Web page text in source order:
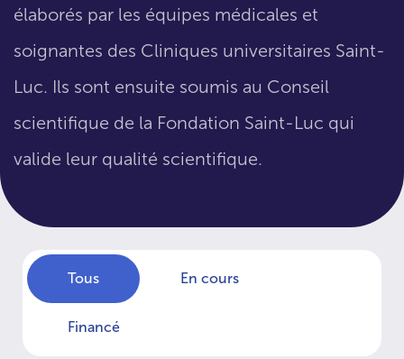
élaborés par les équipes médicales et
soignantes des Cliniques universitaires Saint-
Luc. Ils sont ensuite soumis au Conseil
scientifique de la Fondation Saint-Luc qui
valide leur qualité scientifique.
Tous En cours
Financé